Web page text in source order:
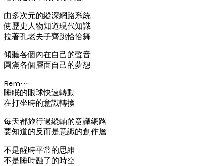
由多次元的縱深網路系統
使歷史人物知道現代知識
拉著孔老夫子齊跳恰恰舞
傾聽各個內在自己的聲音
圓滿各個層面自己的夢想
Rem⋯
睡眠的眼球快速轉動
在打坐時的意識轉換
每天都旅行過縱軸的意識網路
要知道的反而是意識的創作層
不是醒時平常的思維
不是睡時融了的時空